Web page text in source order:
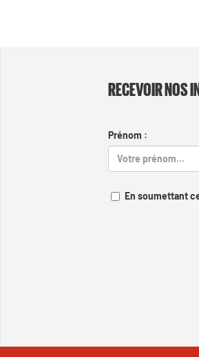
RECEVOIR NOS
Prénom :
En soumettant